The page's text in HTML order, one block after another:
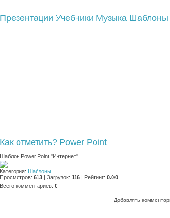
Презентации Учебники Музыка Шаблоны
Как отметить? Power Point
Шаблон Power Point "Интернет"
Категория: Шаблоны
Просмотров: 613 | Загрузок: 116 | Рейтинг: 0.0/0
Всего комментариев: 0
Добавлять